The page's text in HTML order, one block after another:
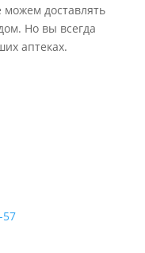
доставлять
Но вы всегда
аптеках.
57